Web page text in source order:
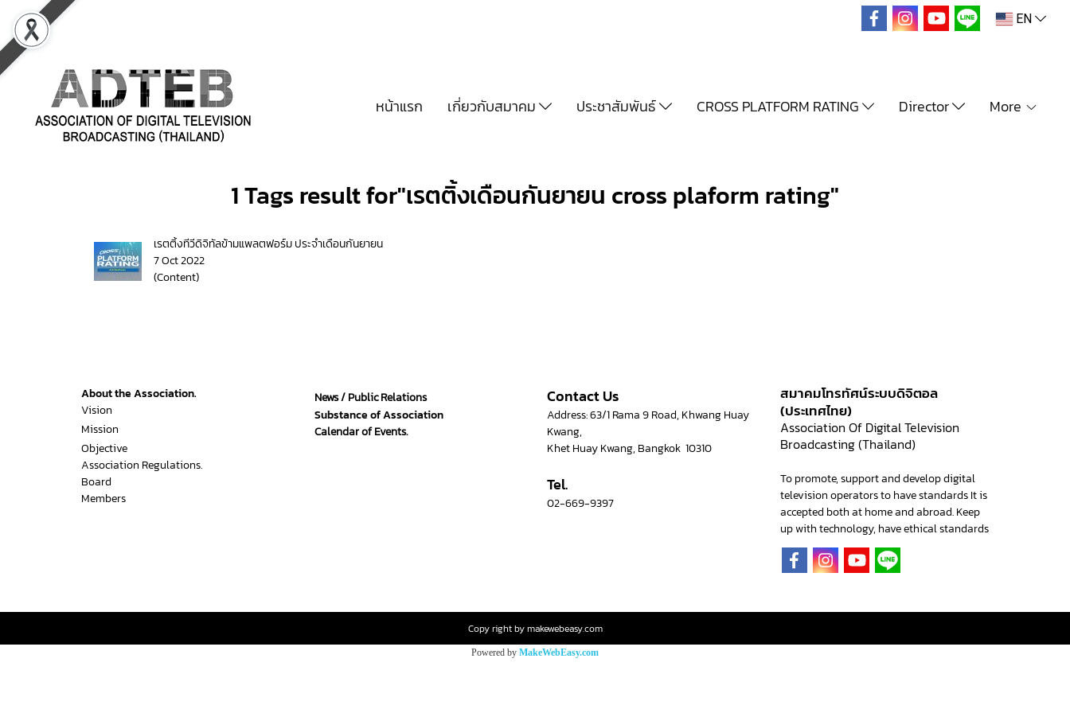
EN
หน้าแรก เกี่ยวกับสมาคม ประชาสัมพันธ์ CROSS PLATFORM RATING Director More
1 Tags result for"เรตติ้งเดือนกันยายน cross plaform rating"
เรตติ้งทีวีดิจิทัลข้ามแพลตฟอร์ม ประจำเดือนกันยายน
7 Oct 2022
(Content)
About the Association.
Vision
Mission
Objective
Association Regulations.
Board
Members
News / Public Relations
Substance of Association
Calendar of Events.
Contact Us
Address: 63/1 Rama 9 Road, Khwang Huay
Kwang,
Khet Huay Kwang, Bangkok 10310
Tel.
02-669-9397
สมาคมโทรทัศน์ระบบดิจิตอล
(ประเทศไทย)
Association Of Digital Television
Broadcasting (Thailand)
To promote, support and develop digital
television operators to have standards It is
accepted both at home and abroad. Keep
up with technology, have ethical standards
Copy right by makewebeasy.com
Powered by MakeWebEasy.com